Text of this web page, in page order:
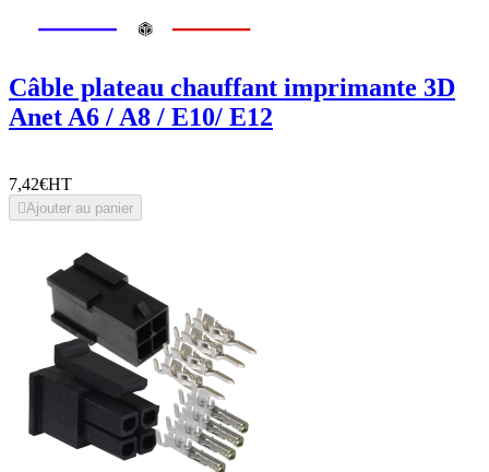
Câble plateau chauffant imprimante 3D
Anet A6 / A8 / E10/ E12
7,42€HT
Ajouter au panier